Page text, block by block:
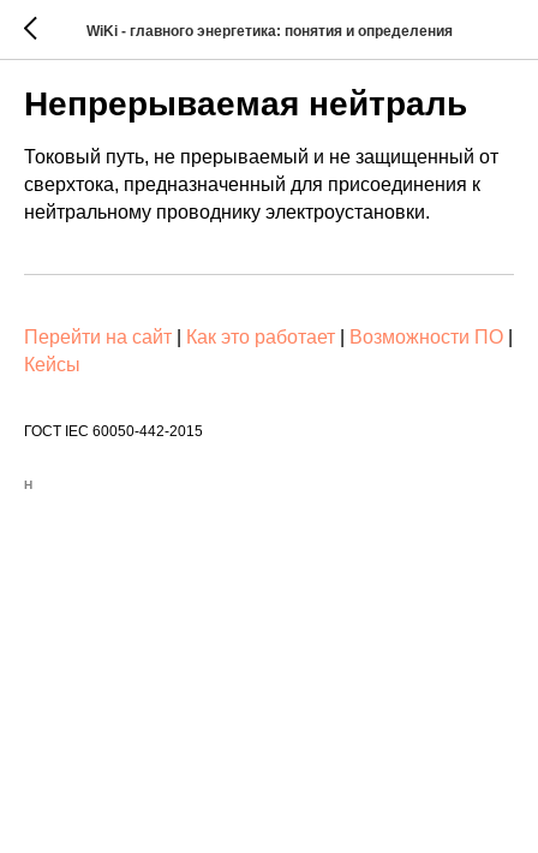
WiKi - главного энергетика: понятия и определения
Непрерываемая нейтраль
Токовый путь, не прерываемый и не защищенный от
сверхтока, предназначенный для присоединения к
нейтральному проводнику электроустановки.
Перейти на сайт Как это работает Возможности ПО
Кейсы
ГОСТ IEC 60050-442-2015
Н